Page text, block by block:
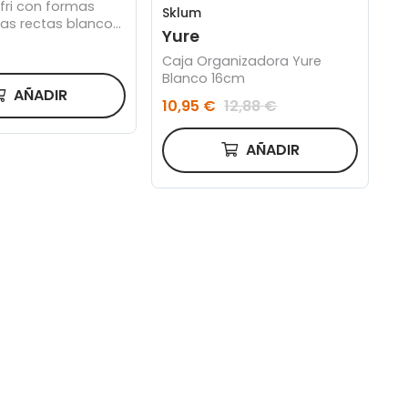
con formas
rectas blanco
AÑADIR
Sklum
Yure
Caja Organizadora Yure
Blanco 16cm
10,95 € 12,88 €
AÑADIR